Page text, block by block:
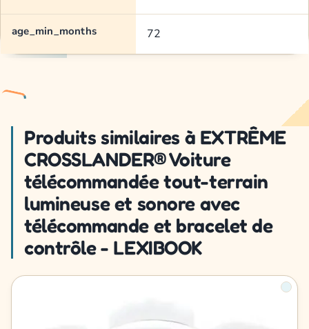
age_min_months 72
Produits similaires à EXTRÊME
CROSSLANDER® Voiture
télécommandée tout-terrain
lumineuse et sonore avec
télécommande et bracelet de
contrôle - LEXIBOOK